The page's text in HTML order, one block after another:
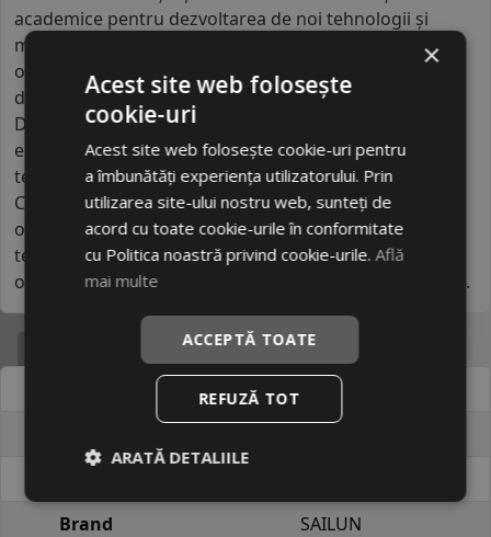
academice pentru dezvoltarea de noi tehnologii și
materiale. Anvelopele sale sunt proiectate pentru a
oferi performanțe solide în ceea ce privește aderența,
durabilitatea și eficiența consumului de combustibil.
Diferențierea față de alte branduri din segmentul
economic constă în nivelul ridicat de integrare
tehnologică și în investițiile semnificative în cercetare.
Comparativ cu alte mărci similare, SAILUN reușește să
ofere produse mai avansate din punct de vedere
tehnologic, apropiindu-se de segmentul mediu și
oferind un raport foarte bun între preț și performanță.
Valoare
Brand
SAILUN
×
Acest site web folosește
cookie-uri
Acest site web folosește cookie-uri pentru
a îmbunătăți experiența utilizatorului. Prin
utilizarea site-ului nostru web, sunteți de
acord cu toate cookie-urile în conformitate
cu Politica noastră privind cookie-urile.Află
mai multe
ACCEPTĂ TOATE
REFUZĂ TOT
ARATĂ DETALIILE